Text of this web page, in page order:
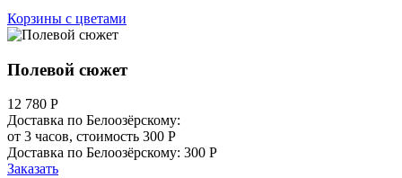
Корзины с цветами
Полевой сюжет
12 780 Р
Доставка по Белоозёрскому:
от 3 часов, стоимость 300 Р
Доставка по Белоозёрскому: 300 Р
Заказать